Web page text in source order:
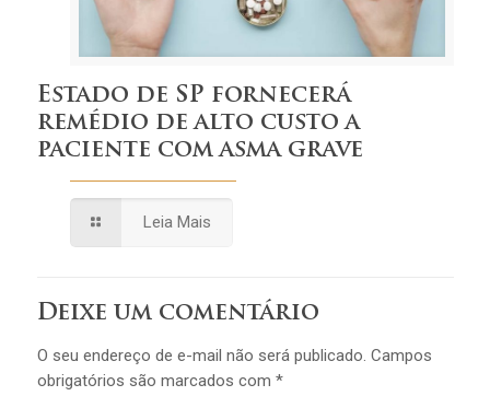
Estado de SP fornecerá
remédio de alto custo a
paciente com asma grave
Leia Mais
Deixe um comentário
O seu endereço de e-mail não será publicado. Campos
obrigatórios são marcados com *